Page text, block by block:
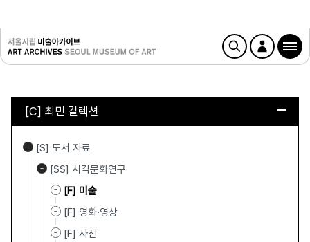
[C] 최민 컬렉션
[S] 도서 자료
[SS] 시각문화연구
[F] 미술
[F] 영화·영상
[F] 사진